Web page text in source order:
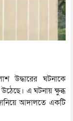
উদ্ধারের ঘটনাকে
এ ঘটনায় ক্ষুব্ধ
আদালতে একটি